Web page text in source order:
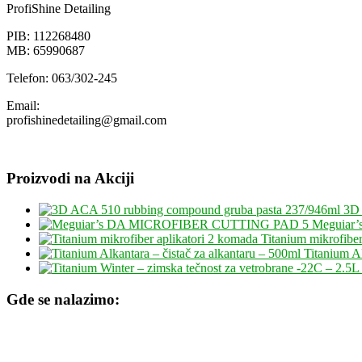
ProfiShine Detailing
PIB: 112268480
MB: 65990687
Telefon: 063/302-245
Email:
profishinedetailing@gmail.com
Proizvodi na Akciji
3D
Titanium
Titanium
Gde se nalazimo: